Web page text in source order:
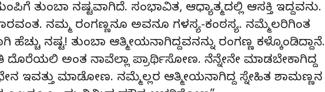
ತುಂಬಾ ನಷ್ಟವಾಗಿದೆ. ಸಂಭಾವಿತ, ಆಧ್ಯಾತ್ಮದಲ್ಲಿ ಆಸಕ್ತಿ ಇದ್ದವನು.
ನಮ್ಮ ರಂಗಣ್ಣನೂ ಅವನೂ ಗಳಸ್ಯ-ಕಂಠಸ್ಯ. ನಮ್ಮೆಲರಿಗಿಂತ
ಹೆಚ್ಚು ನಷ್ಟ! ತುಂಬಾ ಆತ್ಮೀಯನಾಗಿದ್ದವನನ್ನು ರಂಗಣ್ಣ ಕಳ್ಕೊಂಡಿದ್ದಾನೆ.
ದೊರೆಯಲಿ ಅಂತ ನಾವೆಲ್ಲಾ ಪ್ರಾರ್ಥಿಸೋಣ. ನೆನ್ನೇನೇ ಮಾಡಬೇಕಾಗಿದ್ದ
ಇವತ್ತು ಮಾಡೋಣ. ನಮ್ಮೆಲ್ಲರ ಆತ್ಮೀಯನಾಗಿದ್ದ ಸ್ನೇಹಿತ ಶಾಮಣ್ಣನ